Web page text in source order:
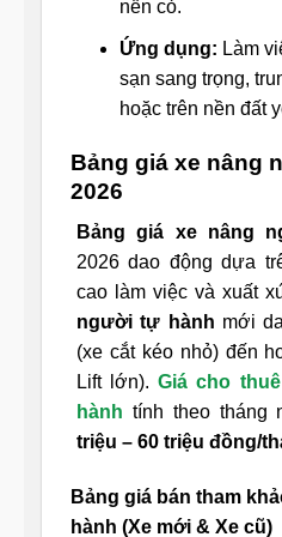
nền cỏ.
Ứng dụng: Làm
sạn sang trọng,
hoặc trên nền đất
Bảng giá xe nâng
2026
Bảng giá xe nâng
2026 dao động dựa
cao làm việc và xuất
người tự hành mới
(xe cắt kéo nhỏ) đến
Lift lớn).Giá cho
hành tính theo tháng
triệu – 60 triệu đồng/
Bảng giá bán tham
hành (Xe mới & Xe cũ)